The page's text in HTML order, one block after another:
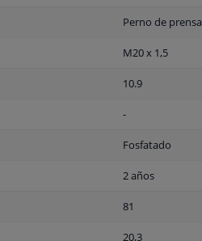
Perno de prensa
M20 x 1,5
10.9
-
Fosfatado
2 años
81
20,3